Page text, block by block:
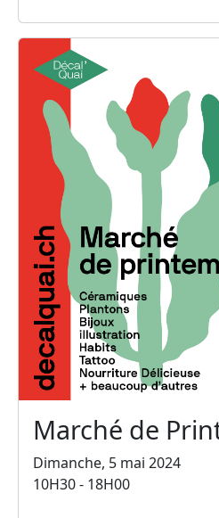
Marché de
Dimanche, 5 mai 2024
10H30 - 18H00